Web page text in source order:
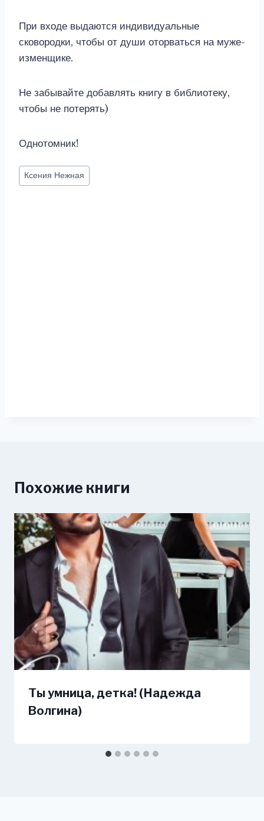
При входе выдаются индивидуальные
сковородки, чтобы от души оторваться на муже-
изменщике.
Не забывайте добавлять книгу в библиотеку,
чтобы не потерять)
Однотомник!
Метки
записи:
Ксения Нежная
Похожие книги
Ты умница, детка! (Надежда
Волгина)